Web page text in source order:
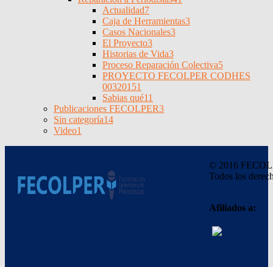
Actualidad7
Caja de Herramientas3
Casos Nacionales3
El Proyecto3
Historias de Vida3
Proceso Reparación Colectiva5
PROYECTO FECOLPER CODHES
00320151
Sabias qué11
Publicaciones FECOLPER3
Sin categoría14
Video1
© 2016
Todos los
Afiliados a: